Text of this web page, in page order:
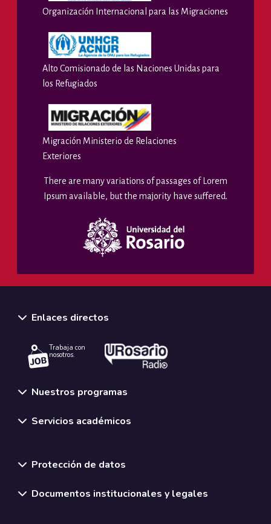
Organización Internacional para las Migraciones
Alto Comisionado de las Naciones Unidas para
los Refugiados
Migración Ministerio de Relaciones
Exteriores
There are many variations of passages of Lorem
Ipsum available, but the majority have suffered.
Enlaces directos
Trabaja con
nosotros.
Nuestros programas
Servicios académicos
Protección de datos
Documentos institucionales y legales